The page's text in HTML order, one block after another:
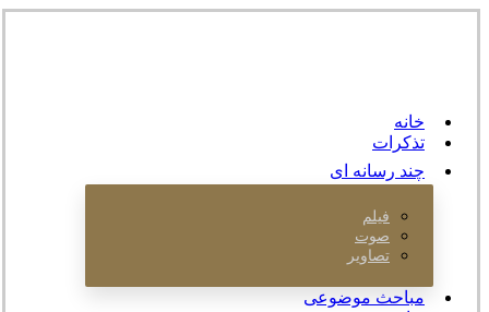
خانه
تذکرات
چند رسانه ای
فیلم
صوت
تصاویر
مباحث موضوعی